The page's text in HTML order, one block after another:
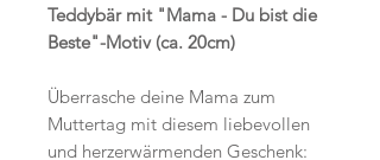
Teddybär mit "Mama - Du bist die
Beste"-Motiv (ca. 20cm)
Überrasche deine Mama zum
Muttertag mit diesem liebevollen
und herzerwärmenden Geschenk: